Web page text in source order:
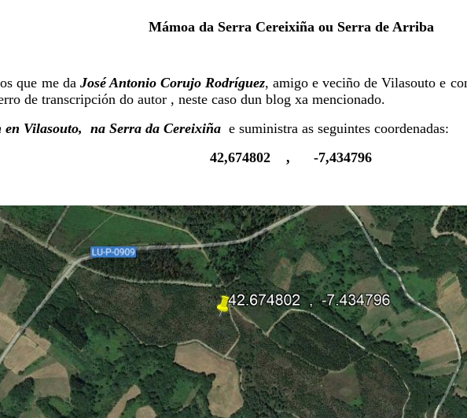
Mámoa da Serra Cereixiña ou Serra de Arriba
que me da José Antonio Corujo Rodríguez, amigo e veciño de Vilasouto e
de transcripción do autor , neste caso dun blog xa mencionado.
en Vilasouto, na Serra da Cereixiña e suministra as seguintes coordenadas:
42,674802 , -7,434796